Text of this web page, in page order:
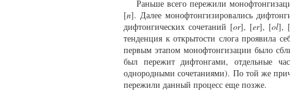
Раньше всего пережили
[n]. Далее монофтонгизировались
дифтонгических сочетаний [or], [er], [ol], [
тенденция к открытости слога проявила
первым этапом монофтонгизации было
был пережит дифтонгами, отдельные
однородными сочетаниями). По той же
пережили данный процесс еще позже.